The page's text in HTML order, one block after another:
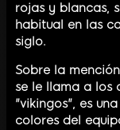
rojas y blancas,
habitual en las
siglo.
Sobre la
se le llama a los
"vikingos", es
colores del